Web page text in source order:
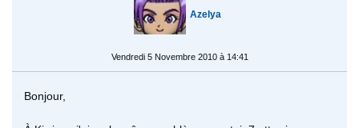
Azelya
Vendredi 5 Novembre 2010 à 14:41
Bonjour,